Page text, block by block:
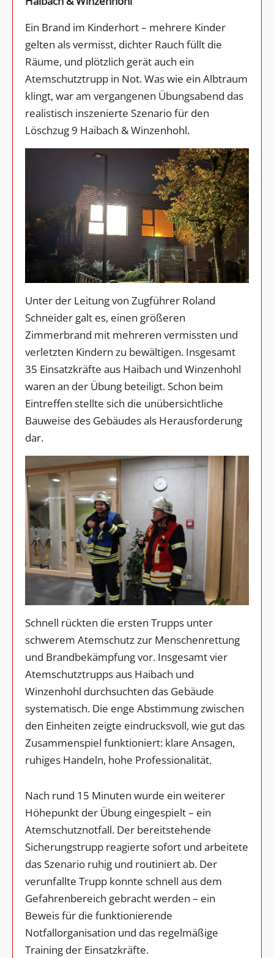
Ein Brand im Kinderhort – mehrere Kinder
gelten als vermisst, dichter Rauch füllt die
Räume, und plötzlich gerät auch ein
Atemschutztrupp in Not. Was wie ein Albtraum
klingt, war am vergangenen Übungsabend das
realistisch inszenierte Szenario für den
Löschzug 9 Haibach & Winzenhohl.
Unter der Leitung von Zugführer Roland
Schneider galt es, einen größeren
Zimmerbrand mit mehreren vermissten und
verletzten Kindern zu bewältigen. Insgesamt
35 Einsatzkräfte aus Haibach und Winzenhohl
waren an der Übung beteiligt. Schon beim
Eintreffen stellte sich die unübersichtliche
Bauweise des Gebäudes als Herausforderung
dar.
Schnell rückten die ersten Trupps unter
schwerem Atemschutz zur Menschenrettung
und Brandbekämpfung vor. Insgesamt vier
Atemschutztrupps aus Haibach und
Winzenhohl durchsuchten das Gebäude
systematisch. Die enge Abstimmung zwischen
den Einheiten zeigte eindrucksvoll, wie gut das
Zusammenspiel funktioniert: klare Ansagen,
ruhiges Handeln, hohe Professionalität.
Nach rund 15 Minuten wurde ein weiterer
Höhepunkt der Übung eingespielt – ein
Atemschutznotfall. Der bereitstehende
Sicherungstrupp reagierte sofort und arbeitete
das Szenario ruhig und routiniert ab. Der
verunfallte Trupp konnte schnell aus dem
Gefahrenbereich gebracht werden – ein
Beweis für die funktionierende
Notfallorganisation und das regelmäßige
Training der Einsatzkräfte.